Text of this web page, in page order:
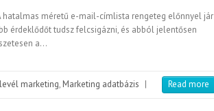
hatalmas méretű e-mail-címlista rengeteg előnnyel jár
érdeklődőt tudsz felcsigázni, és abból jelentősen
a…
marketing, Marketing adatbázis | Read more